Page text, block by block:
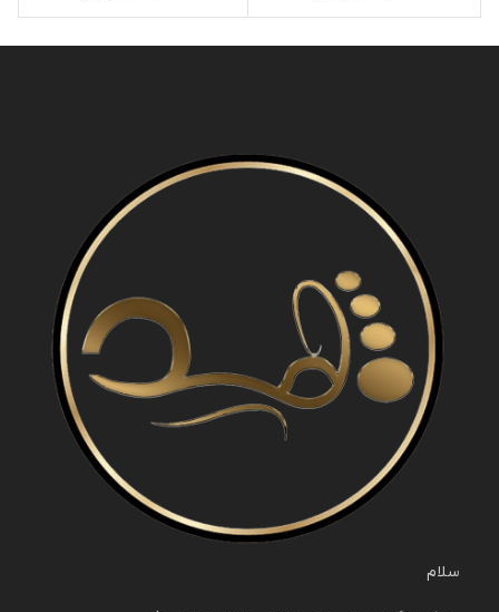
سلام